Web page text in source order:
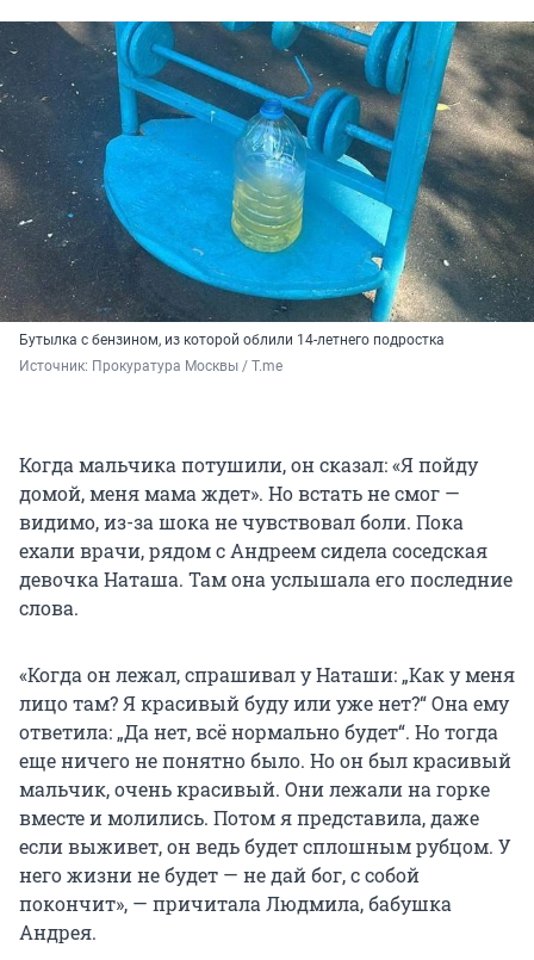
Бутылка с бензином, из которой облили 14-летнего подростка
Источник: Прокуратура Москвы / T.me
Когда мальчика потушили, он сказал: «Я пойду
домой, меня мама ждет». Но встать не смог —
видимо, из-за шока не чувствовал боли. Пока
ехали врачи, рядом с Андреем сидела соседская
девочка Наташа. Там она услышала его последние
слова.
«Когда он лежал, спрашивал у Наташи: „Как у меня
лицо там? Я красивый буду или уже нет?“ Она ему
ответила: „Да нет, всё нормально будет“. Но тогда
еще ничего не понятно было. Но он был красивый
мальчик, очень красивый. Они лежали на горке
вместе и молились. Потом я представила, даже
если выживет, он ведь будет сплошным рубцом. У
него жизни не будет — не дай бог, с собой
покончит», — причитала Людмила, бабушка
Андрея.